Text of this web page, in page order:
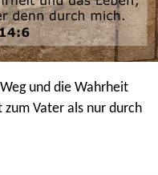
und die Wahrheit
Vater als nur durch